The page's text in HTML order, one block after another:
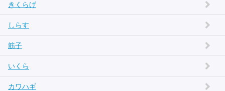
きくらげ
しらす
筋子
いくら
カワハギ